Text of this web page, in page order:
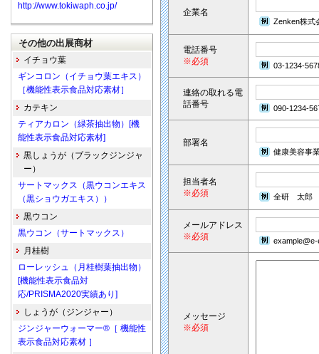
企業名
Zenken株式
電話番号
※必須
03-1234-
連絡の取れる電
話番号
090-1234-
部署名
健康美容事
担当者名
※必須
全研 太郎
メールアドレス
※必須
メッセージ
※必須
http://www.tokiwaph.co.jp/
その他の出展商材
イチョウ葉
ギンコロン（イチョウ葉エキス）
［機能性表示食品対応素材］
カテキン
ティアカロン（緑茶抽出物）[機
能性表示食品対応素材]
黒しょうが（ブラックジンジャ
ー）
サートマックス（黒ウコンエキス
（黒ショウガエキス））
黒ウコン
黒ウコン（サートマックス）
月桂樹
ローレッシュ（月桂樹葉抽出物）
[機能性表示食品対
応/PRISMA2020実績あり]
しょうが（ジンジャー）
ジンジャーウォーマー®［ 機能性
表示食品対応素材 ］